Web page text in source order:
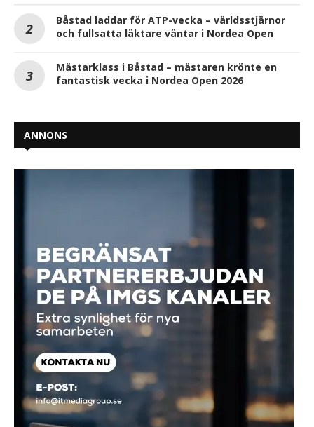
Båstad laddar för ATP-vecka – världsstjärnor
och fullsatta läktare väntar i Nordea Open
Mästarklass i Båstad – mästaren krönte en
fantastisk vecka i Nordea Open 2026
ANNONS